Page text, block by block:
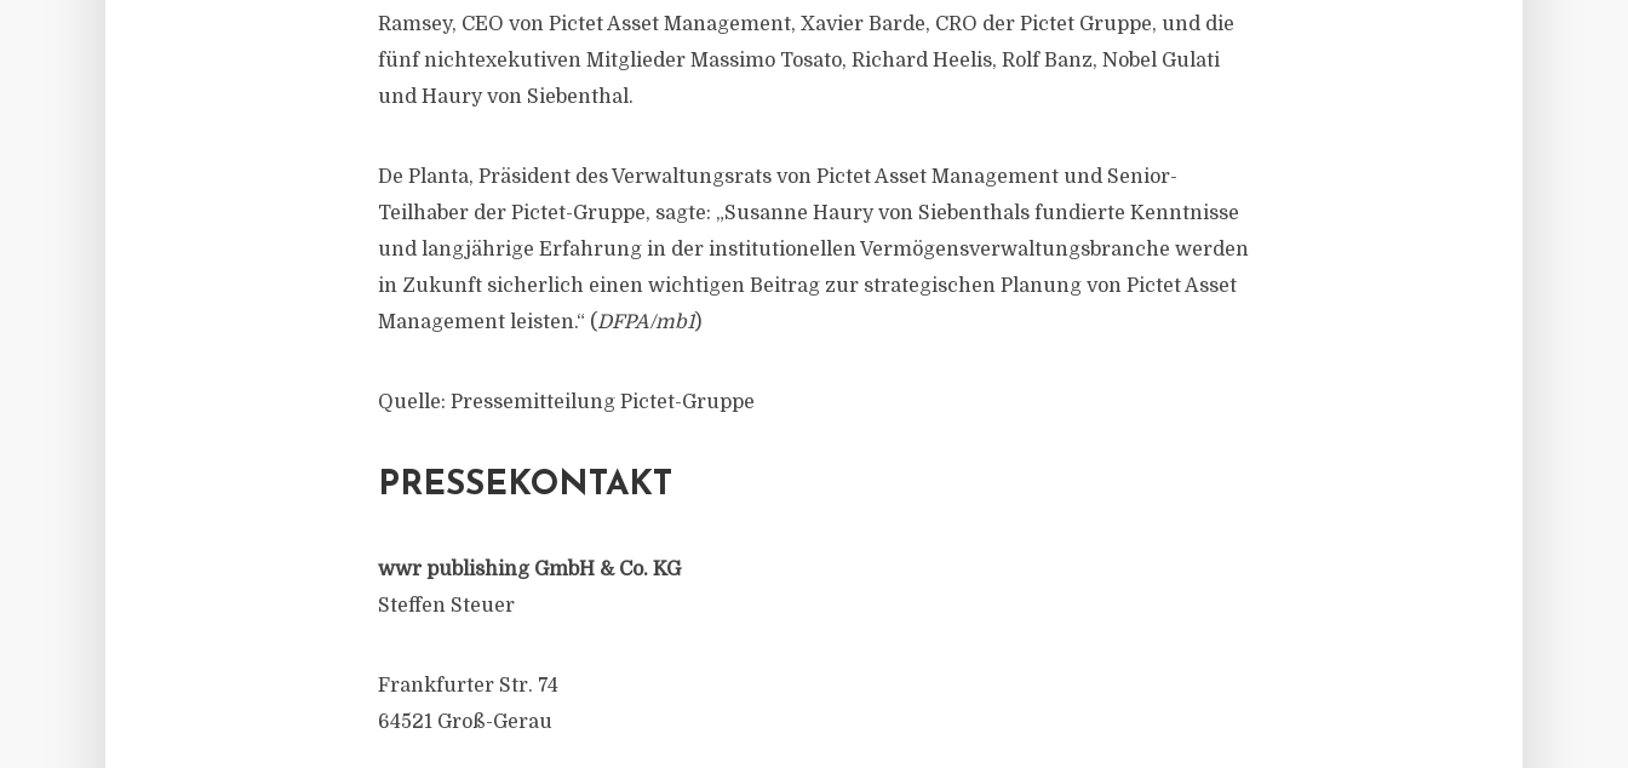
Ramsey, CEO von Pictet Asset Management, Xavier Barde, CRO der Pictet Gruppe, und die
fünf nichtexekutiven Mitglieder Massimo Tosato, Richard Heelis, Rolf Banz, Nobel Gulati
und Haury von Siebenthal.
De Planta, Präsident des Verwaltungsrats von Pictet Asset Management und Senior-
Teilhaber der Pictet-Gruppe, sagte: „Susanne Haury von Siebenthals fundierte Kenntnisse
und langjährige Erfahrung in der institutionellen Vermögensverwaltungsbranche werden
in Zukunft sicherlich einen wichtigen Beitrag zur strategischen Planung von Pictet Asset
Management leisten.“ (DFPA/mb1)
Quelle: Pressemitteilung Pictet-Gruppe
PRESSEKONTAKT
wwr publishing GmbH & Co. KG
Steffen Steuer
Frankfurter Str. 74
64521 Groß-Gerau